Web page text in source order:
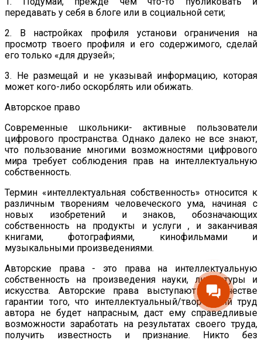
передавать у себя в блоге или в социальной сети;
2. В настройках профиля установи ограничения на
просмотр твоего профиля и его содержимого, сделай
его только «для друзей»;
3. Не размещай и не указывай информацию, которая
может кого-либо оскорблять или обижать.
Авторское право
Современные школьники- активные пользователи
цифрового пространства. Однако далеко не все знают,
что пользование многими возможностями цифрового
мира требует соблюдения прав на интеллектуальную
собственность.
Термин «интеллектуальная собственность» относится к
различным творениям человеческого ума, начиная с
новых изобретений и знаков, обозначающих
собственность на продукты и услуги , и заканчивая
книгами, фотографиями, кинофильмами и
музыкальными произведениями.
Авторские права - это права на интеллектуальную
собственность на произведения науки, литературы и
искусства. Авторские права выступают в качестве
гарантии того, что интеллектуальный/творческий труд
автора не будет напрасным, даст ему справедливые
возможности заработать на результатах своего труда,
получить известность и признание. Никто без